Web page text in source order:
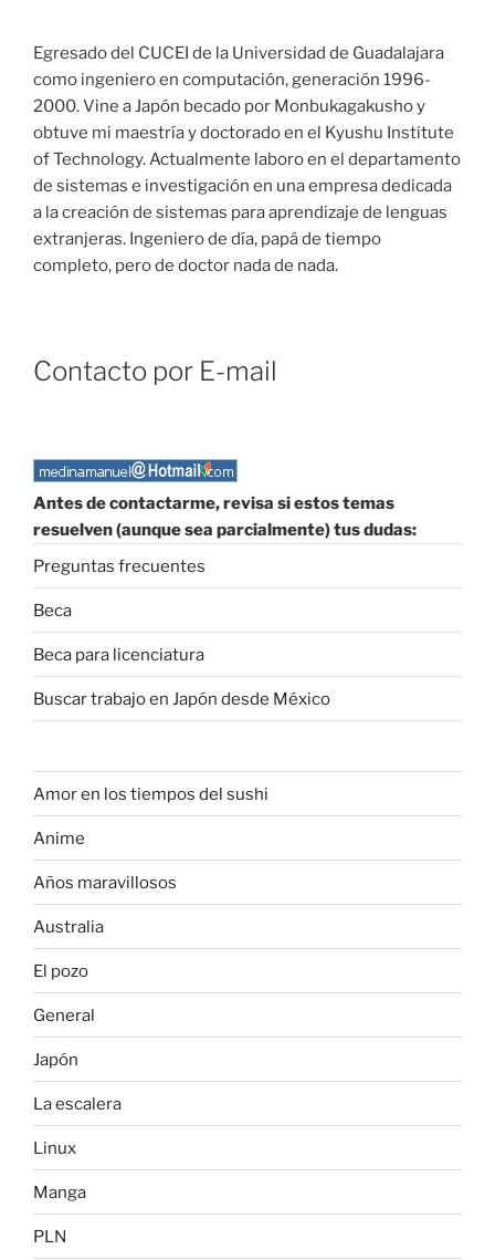
Egresado del CUCEI de la Universidad de Guadalajara
como ingeniero en computación, generación 1996-
2000. Vine a Japón becado por Monbukagakusho y
obtuve mi maestría y doctorado en el Kyushu Institute
of Technology. Actualmente laboro en el departamento
de sistemas e investigación en una empresa dedicada
a la creación de sistemas para aprendizaje de lenguas
extranjeras. Ingeniero de día, papá de tiempo
completo, pero de doctor nada de nada.
Contacto por E-mail
Antes de contactarme, revisa si estos temas
resuelven (aunque sea parcialmente) tus dudas:
Preguntas frecuentes
Beca
Beca para licenciatura
Buscar trabajo en Japón desde México
Amor en los tiempos del sushi
Anime
Años maravillosos
Australia
El pozo
General
Japón
La escalera
Linux
Manga
PLN